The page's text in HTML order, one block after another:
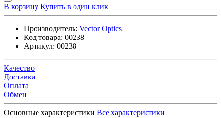
В корзину Купить в один клик
Производитель: Vector Optics
Код товара: 00238
Артикул: 00238
Качество
Доставка
Оплата
Обмен
Основные характеристики Все характеристики